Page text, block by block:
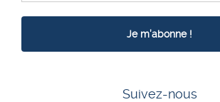
Suivez-nous